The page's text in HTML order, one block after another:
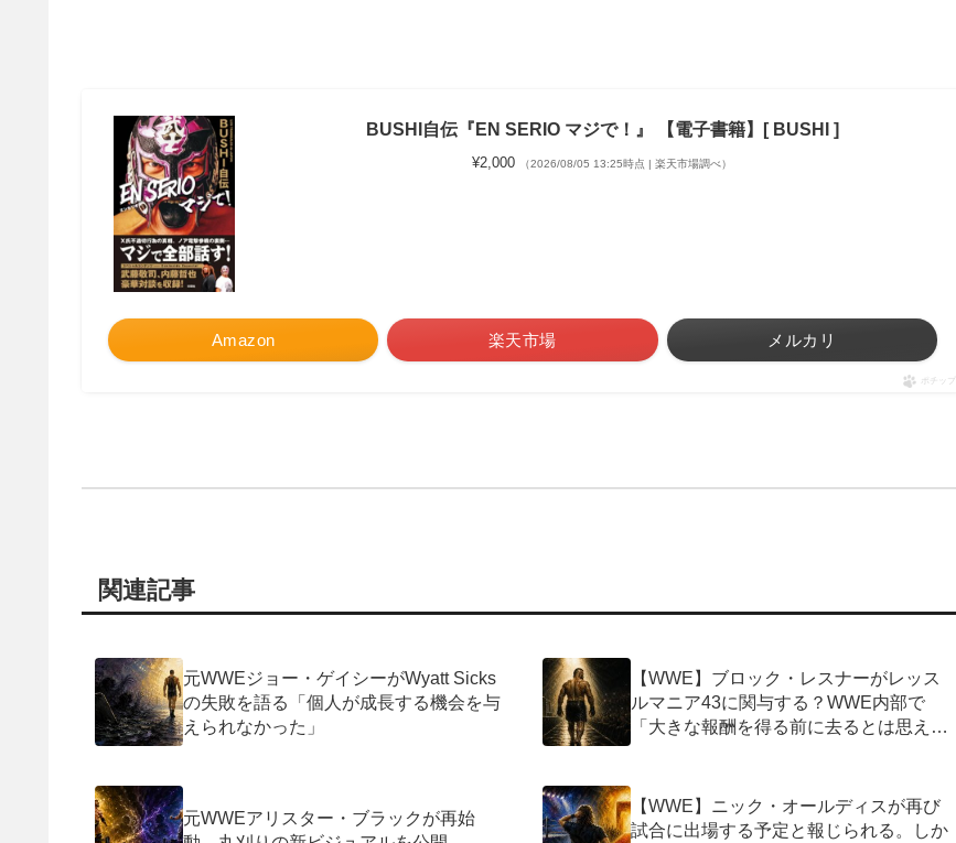
BUSHI自伝『EN SERIO マジで！』 【電子書籍】[ BUSHI ]
¥2,000 （2026/08/05 13:25時点 | 楽天市場調べ）
Amazon 楽天市場 メルカリ
ポチップ
関連記事
元WWEジョー・ゲイシーがWyatt Sicks
の失敗を語る「個人が成長する機会を与
えられなかった」
【WWE】ブロック・レスナーがレッス
ルマニア43に関与する？WWE内部で
「大きな報酬を得る前に去るとは思えな
い」の声
元WWEアリスター・ブラックが再始
【WWE】ニック・オールディスが再び
試合に出場する予定と報じられる。しか